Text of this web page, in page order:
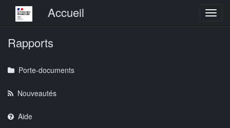
Menu principalAccueil
Rapports
Porte-documents
Nouveautés
Aide